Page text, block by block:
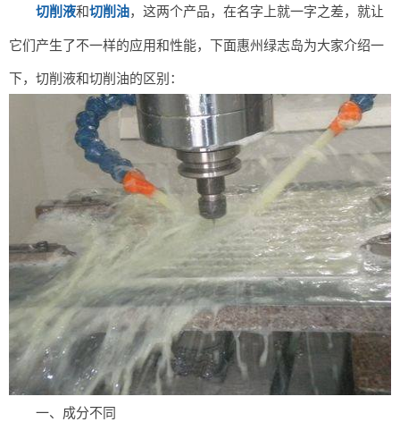
切削液和切削油，这两个产品，在名字上就一字之差，就让
它们产生了不一样的应用和性能，下面惠州绿志岛为大家介绍一
下，切削液和切削油的区别：
一、成分不同